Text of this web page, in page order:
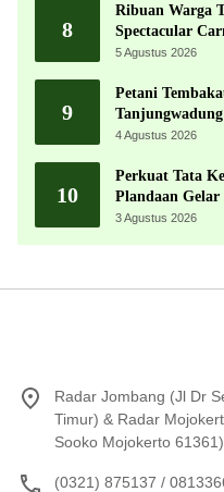
8
Ribuan Warga
Spectacular
Kemerdekaan
5 Agustus 2026
9
Petani
4 Agustus 2026
10
Perkuat Tata
Plandaan
3 Agustus 2026
Radar Jombang (Jl Dr
Timur) & Radar
Sooko Mojokerto 61361)
(0321) 875137 /